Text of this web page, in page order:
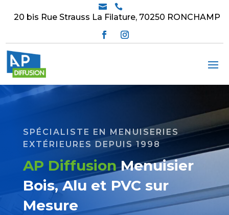
 
20 bis Rue Strauss La Filature, 70250 RONCHAMP
SPÉCIALISTE EN MENUISERIES
EXTÉRIEURES DEPUIS 1998
AP DiffusionMenuisier
Bois, Alu et PVC sur
Mesure